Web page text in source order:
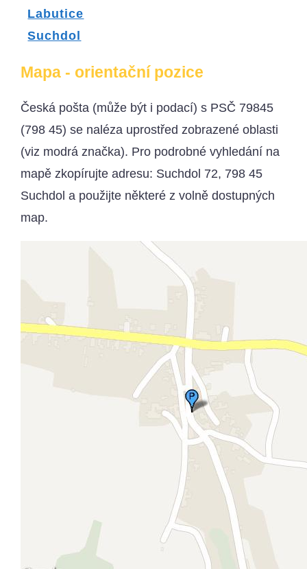
Labutice
Suchdol
Mapa - orientační pozice
Česká pošta (může být i podací) s PSČ 79845
(798 45) se naléza uprostřed zobrazené oblasti
(viz modrá značka). Pro podrobné vyhledání na
mapě zkopírujte adresu: Suchdol 72, 798 45
Suchdol a použijte některé z volně dostupných
map.